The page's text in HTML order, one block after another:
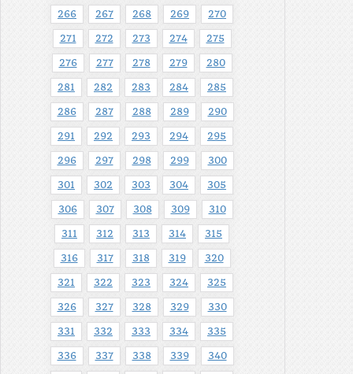
266 267 268 269 270
271 272 273 274 275
276 277 278 279 280
281 282 283 284 285
286 287 288 289 290
291 292 293 294 295
296 297 298 299 300
301 302 303 304 305
306 307 308 309 310
311 312 313 314 315
316 317 318 319 320
321 322 323 324 325
326 327 328 329 330
331 332 333 334 335
336 337 338 339 340